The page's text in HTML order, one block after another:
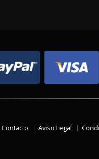
Contacto Aviso Legal